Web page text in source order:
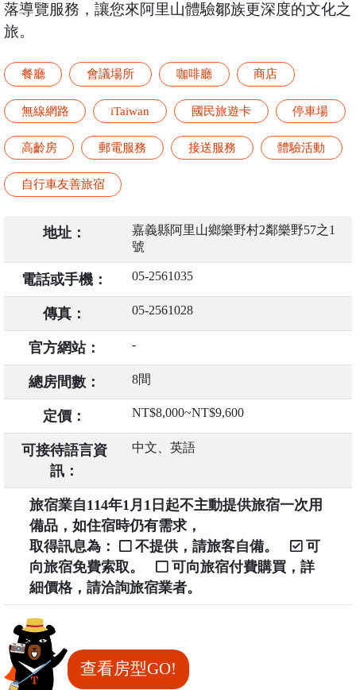
落導覽服務，讓您來阿里山體驗鄒族更深度的文化之
旅。
餐廳 會議場所 咖啡廳 商店
無線網路 iTaiwan 國民旅遊卡 停車場
高齡房 郵電服務 接送服務 體驗活動
自行車友善旅宿
地址：
嘉義縣阿里山鄉樂野村2鄰樂野57之1
號
電話或手機： 05-2561035
傳真： 05-2561028
官方網站： -
總房間數： 8間
定價： NT$8,000~NT$9,600
可接待語言資
訊：
中文、英語
旅宿業自114年1月1日起不主動提供旅宿一次用
備品，如住宿時仍有需求，
取得訊息為：
不提供，請旅客自備。
可
向旅宿免費索取。
可向旅宿付費購買，詳
細價格，請洽詢旅宿業者。
查看房型GO!